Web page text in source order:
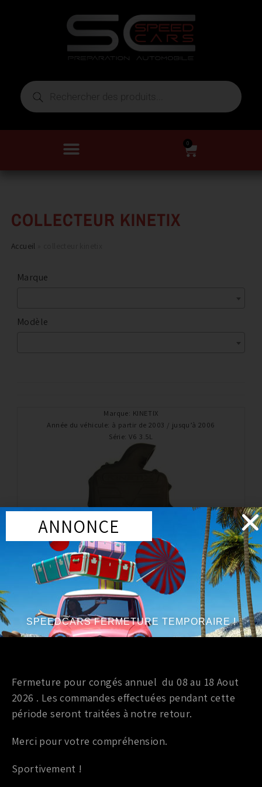
0
COLLECTEUR KINETIX
Accueil
Marque
Modèle
Marque: KINETIX
Année du véhicule: à partir de 2003 / jusqu’à 2006
Série: V6 3.5L
Plenum / Collecteur d'admission
PLENUM KINETIX V+ NISSAN 350Z
529,00€ TTC
Ajouter au panier
ANNONCE
SPEEDCARS FERMETURE TEMPORAIRE !
Fermeture pour congés annuel du 08 au 18 Aout
2026 . Les commandes effectuées pendant cette
période seront traitées à notre retour.
Merci pour votre compréhension.
Sportivement !